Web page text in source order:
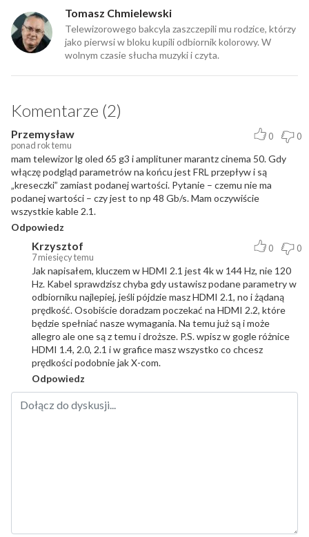
Tomasz Chmielewski
Telewizorowego bakcyla zaszczepili mu rodzice, którzy
jako pierwsi w bloku kupili odbiornik kolorowy. W
wolnym czasie słucha muzyki i czyta.
Komentarze (2)
Przemysław
ponad rok temu
0 0
mam telewizor lg oled 65 g3 i amplituner marantz cinema 50. Gdy
włączę podgląd parametrów na końcu jest FRL przepływ i są
„kreseczki” zamiast podanej wartości. Pytanie – czemu nie ma
podanej wartości – czy jest to np 48 Gb/s. Mam oczywiście
wszystkie kable 2.1.
Odpowiedz
Krzysztof
7 miesięcy temu
0 0
Jak napisałem, kluczem w HDMI 2.1 jest 4k w 144 Hz, nie 120
Hz. Kabel sprawdzisz chyba gdy ustawisz podane parametry w
odbiorniku najlepiej, jeśli pójdzie masz HDMI 2.1, no i żądaną
prędkość. Osobiście doradzam poczekać na HDMI 2.2, które
będzie spełniać nasze wymagania. Na temu już są i może
allegro ale one są z temu i droższe. P.S. wpisz w gogle różnice
HDMI 1.4, 2.0, 2.1 i w grafice masz wszystko co chcesz
prędkości podobnie jak X-com.
Odpowiedz